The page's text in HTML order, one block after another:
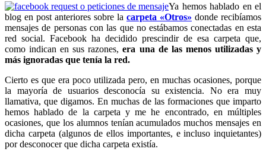
Ya hemos hablado en el
blog en post anteriores sobre la carpeta «Otros» donde recibíamos
mensajes de personas con las que no estábamos conectadas en esta
red social. Facebook ha decidido prescindir de esa carpeta que,
como indican en sus razones,era una de las menos utilizadas y
más ignoradas que tenía la red.
Cierto es que era poco utilizada pero, en muchas ocasiones, porque
la mayoría de usuarios desconocía su existencia. No era muy
llamativa, que digamos. En muchas de las formaciones que imparto
hemos hablado de la carpeta y me he encontrado, en múltiples
ocasiones, que los alumnos tenían acumulados muchos mensajes en
dicha carpeta (algunos de ellos importantes, e incluso inquietantes)
por desconocer que dicha carpeta existía.